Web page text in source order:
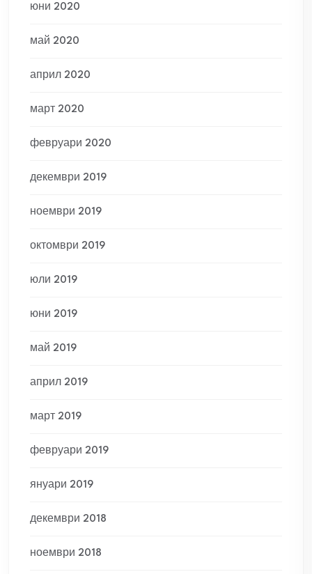
юни 2020
май 2020
април 2020
март 2020
февруари 2020
декември 2019
ноември 2019
октомври 2019
юли 2019
юни 2019
май 2019
април 2019
март 2019
февруари 2019
януари 2019
декември 2018
ноември 2018